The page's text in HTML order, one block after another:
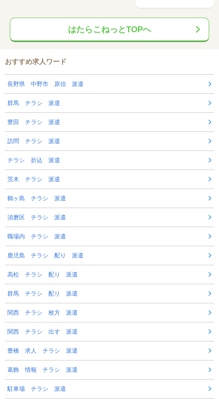
はたらこねっとTOPへ
おすすめ求人ワード
長野県 中野市 原信 派遣
群馬 チラシ 派遣
豊田 チラシ 派遣
訪問 チラシ 派遣
チラシ 折込 派遣
茨木 チラシ 派遣
鶴ヶ島 チラシ 派遣
須磨区 チラシ 派遣
職場内 チラシ 派遣
鹿児島 チラシ 配り 派遣
高松 チラシ 配り 派遣
群馬 チラシ 配り 派遣
関西 チラシ 枚方 派遣
関西 チラシ 出す 派遣
豊橋 求人 チラシ 派遣
葛飾 情報 チラシ 派遣
駐車場 チラシ 派遣